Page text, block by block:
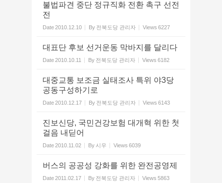
불법파견 중단 정규직화 전환 촉구 선전
전
Date2010.12.10 By 전북도당 관리자 Views 6227
대표단 후보 선거운동 막바지를 달리다
Date2010.10.11 By 전북도당 관리자 Views 6182
대중교통 보조금 실태조사 특위 야3당
공동구성하기로
Date2010.12.17 By 전북도당 관리자 Views 6143
진보신당, 국민건강보험 대개혁 위한 첫
걸음 내딛어
Date2010.11.02 By 시우 Views 6039
버스의 공공성 강화를 위한 완전공영제
Date2011.02.17 By 전북도당 관리자 Views 5863